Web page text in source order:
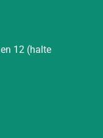
12 (halte